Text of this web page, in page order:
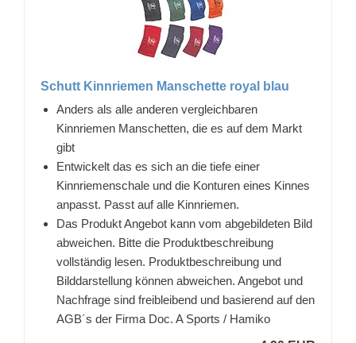
Schutt Kinnriemen Manschette royal blau
Anders als alle anderen vergleichbaren
Kinnriemen Manschetten, die es auf dem Markt
gibt
Entwickelt das es sich an die tiefe einer
Kinnriemenschale und die Konturen eines Kinnes
anpasst. Passt auf alle Kinnriemen.
Das Produkt Angebot kann vom abgebildeten Bild
abweichen. Bitte die Produktbeschreibung
vollständig lesen. Produktbeschreibung und
Bilddarstellung können abweichen. Angebot und
Nachfrage sind freibleibend und basierend auf den
AGB´s der Firma Doc. A Sports / Hamiko